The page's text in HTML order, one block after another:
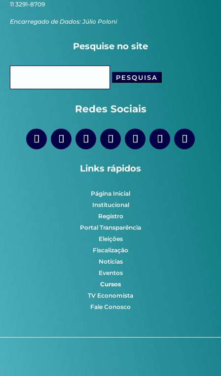
11 3291-8709
Encarregado de Dados: Júlio Poloni
Pesquise no site
Redes Sociais
Links rápidos
Página Inicial
Institucional
Registro
Portal Transparência
Eleições
Fiscalização
Notícias
Eventos
Cursos
TV Economista
Fale Conosco